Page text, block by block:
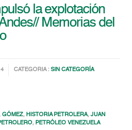
la explotación
Memorias del
CATEGORIA :SIN CATEGORÍA
,GÓMEZ,HISTORIA PETROLERA,JUAN
, PETRÓLEO VENEZUELA